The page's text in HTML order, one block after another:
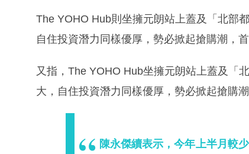
The YOHO Hub則坐擁元朗站上蓋及「北部
自住投資潛力同樣優厚，勢必掀起搶購潮，
又指，The YOHO Hub坐擁元朗站上蓋及「
大，自住投資潛力同樣優厚，勢必掀起搶購
陳永傑續表示，今年上半月較